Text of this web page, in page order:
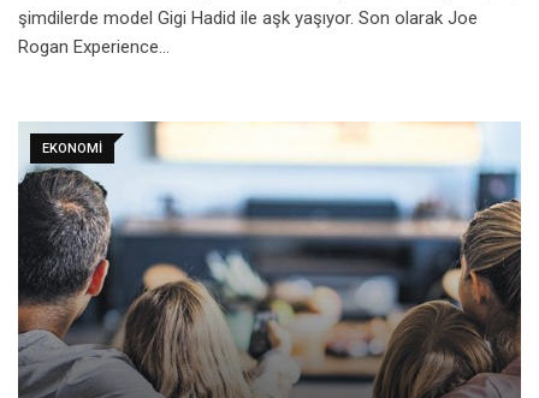
şimdilerde model Gigi Hadid ile aşk yaşıyor. Son olarak Joe
Rogan Experience…
EKONOMI